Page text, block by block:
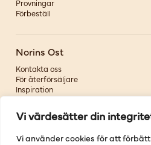
Vi värdesätter din
Vi använder cookies för att
Provningar
Förbeställ
Norins Ost
Kontakta oss
För återförsäljare
Inspiration
Om oss
Följ oss